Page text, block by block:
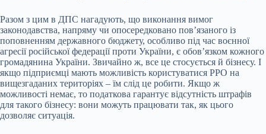
Разом з цим в ДПС нагадують, що виконання вимог
законодавства, напряму чи опосередковано пов’язаного із
поповненням державного бюджету, особливо під час воєнної
агресії російської федерації проти України, є обов’язком кожного
громадянина України. Звичайно ж, все це стосується й бізнесу. І
якщо підприємці мають можливість користуватися РРО на
вищезгаданих територіях – їм слід це робити. Якщо ж
можливості немає, то податкова гарантує відсутність штрафів
для такого бізнесу: вони можуть працювати так, як цього
дозволяє ситуація.